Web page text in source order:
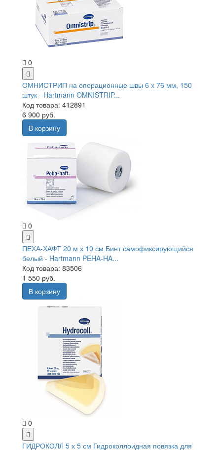
0
ОМНИСТРИП на операционные швы 6 х 76 мм, 150
штук - Hartmann OMNISTRIP...
Код товара: 412891
6 900 руб.
В корзину
0
ПЕХА-ХАФТ 20 м х 10 см Бинт самофиксирующийся
белый - Hartmann PEHA-HA...
Код товара: 83506
1 550 руб.
В корзину
0
ГИДРОКОЛЛ 5 х 5 см Гидроколлоидная повязка для